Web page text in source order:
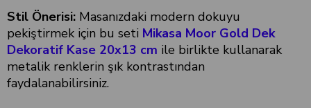
Stil Önerisi: Masanızdaki modern dokuyu
pekiştirmek için bu seti Mikasa Moor Gold Dek
Dekoratif Kase 20x13 cm ile birlikte kullanarak
metalik renklerin şık kontrastından
faydalanabilirsiniz.